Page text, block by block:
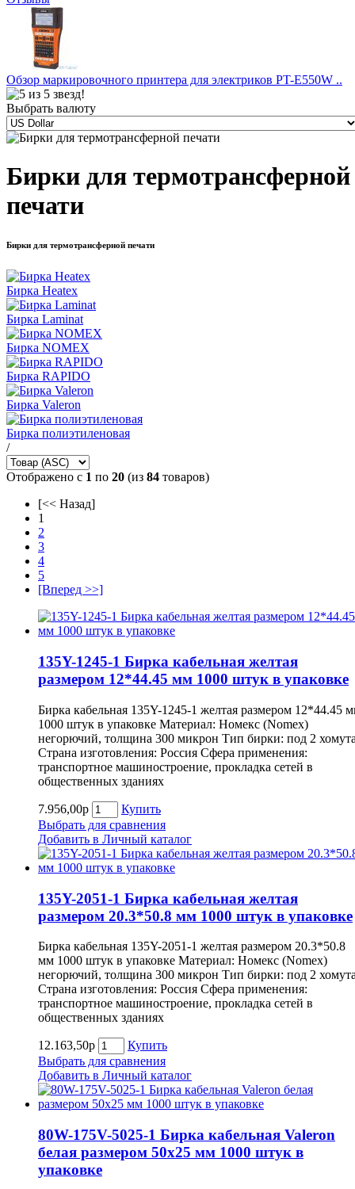
Обзор маркировочного принтера для электриков PT-E550W ..
Выбрать валюту
Бирки для термотрансферной
печати
Бирки для термотрансферной печати
Бирка Heatex
Бирка Laminat
Бирка NOMEX
Бирка RAPIDO
Бирка Valeron
Бирка полиэтиленовая
/
Отображено с 1 по 20 (из 84 товаров)
[<< Назад]
1
2
3
4
5
[Вперед >>]
135Y-1245-1 Бирка кабельная желтая
размером 12*44.45 мм 1000 штук в упаковке
Бирка кабельная 135Y-1245-1 желтая размером 12*44.45
1000 штук в упаковке Материал: Номекс (Nomex)
негорючий, толщина 300 микрон Тип бирки: под 2
Страна изготовления: Россия Сфера применения:
транспортное машиностроение, прокладка сетей в
общественных зданиях
7.956,00р
Купить
Выбрать для сравнения
Добавить в Личный каталог
135Y-2051-1 Бирка кабельная желтая
размером 20.3*50.8 мм 1000 штук в упаковке
Бирка кабельная 135Y-2051-1 желтая размером 20.3*50.8
мм 1000 штук в упаковке Материал: Номекс (Nomex)
негорючий, толщина 300 микрон Тип бирки: под 2
Страна изготовления: Россия Сфера применения:
транспортное машиностроение, прокладка сетей в
общественных зданиях
12.163,50р
Купить
Выбрать для сравнения
Добавить в Личный каталог
80W-175V-5025-1 Бирка кабельная Valeron
белая размером 50х25 мм 1000 штук в
упаковке